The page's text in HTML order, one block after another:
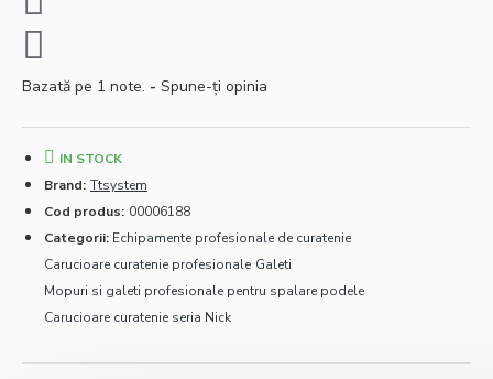
Bazată pe 1 note. - Spune-ţi opinia
IN STOCK
Brand: Ttsystem
Cod produs: 00006188
Categorii: Echipamente profesionale de curatenie
Carucioare curatenie profesionale Galeti
Mopuri si galeti profesionale pentru spalare podele
Carucioare curatenie seria Nick